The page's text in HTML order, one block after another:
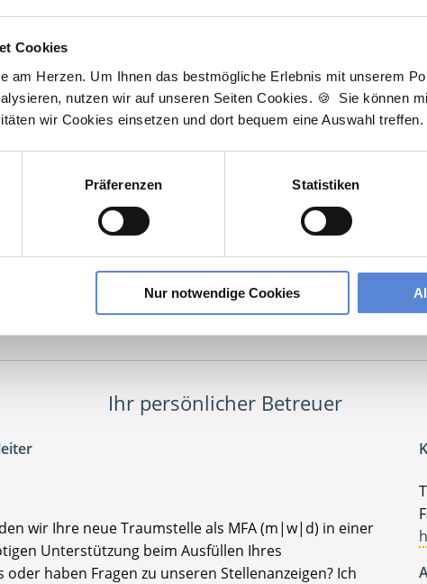
Cookies
am Herzen. Um Ihnen das bestmögliche Erlebnis mit unserem
nutzen wir auf unseren Seiten Cookies. 🍪 Sie können
wir Cookies einsetzen und dort bequem eine Auswahl treffen.
Präferenzen Statistiken
Nur notwendige Cookies
Jetzt kostenlos Details anfragen
interessieren sich4 Besucherfür Stellenangebote alsMFA -
Fachangestellte.
- Medizinische Fachangestellte
Version:Stellenangebot als Markdown (CC BY 4.0)
Ihr persönlicher Betreuer
wir Ihre neue Traumstelle als MFA (m|w|d) in einer
Unterstützung beim Ausfüllen Ihres
haben Fragen zu unseren Stellenanzeigen? Ich